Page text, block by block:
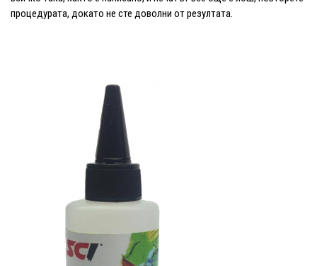
процедурата, докато не сте доволни от резултата.